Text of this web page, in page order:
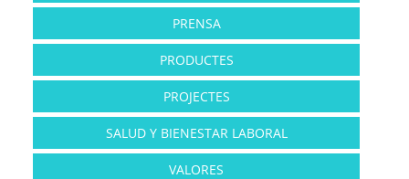
PRENSA
PRODUCTES
PROJECTES
SALUD Y BIENESTAR LABORAL
VALORES